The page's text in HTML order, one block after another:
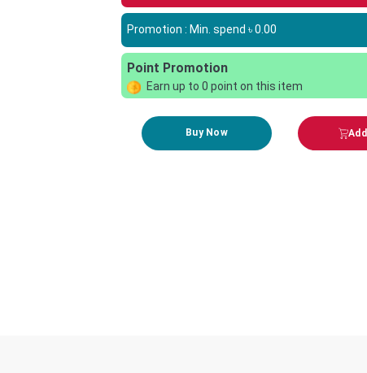
Promotion : Min. spend ৳0.00
Point Promotion
Earn up to 0 point on this item
Buy Now Add